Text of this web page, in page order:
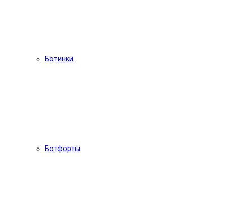
Ботинки
Ботфорты